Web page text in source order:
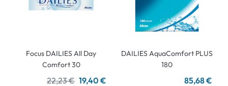
Focus DAILIES All Day
Comfort 30
22,23 € 19,40 €
DAILIES AquaComfort PLUS
180
85,68 €